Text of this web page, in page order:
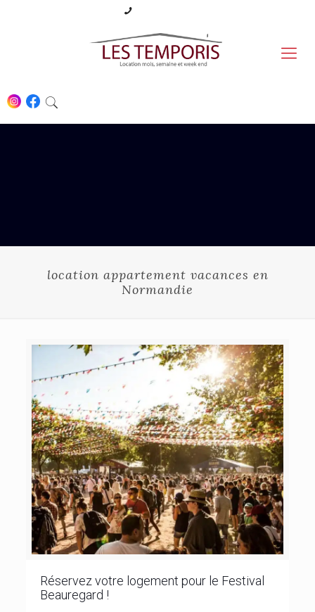
location appartement vacances en
Normandie
Réservez votre logement pour le Festival
Beauregard !